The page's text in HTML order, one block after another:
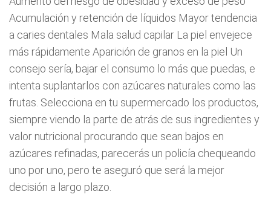
Acumulación y retención de líquidos Mayor tendencia
a caries dentales Mala salud capilar La piel envejece
más rápidamente Aparición de granos en la piel Un
consejo sería, bajar el consumo lo más que puedas, e
intenta suplantarlos con azúcares naturales como las
frutas. Selecciona en tu supermercado los productos,
siempre viendo la parte de atrás de sus ingredientes y
valor nutricional procurando que sean bajos en
azúcares refinadas, parecerás un policía chequeando
uno por uno, pero te aseguró que será la mejor
decisión a largo plazo.